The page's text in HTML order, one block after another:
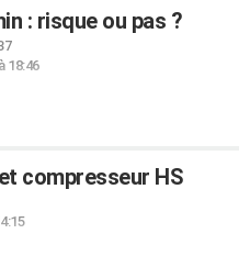
: risque ou pas ?
18:46
compresseur HS